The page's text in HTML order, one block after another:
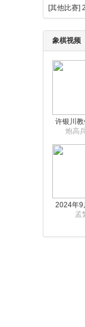
[其他比赛]
象棋视频
炮高
孟